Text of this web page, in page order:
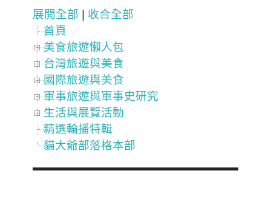
展開全部
收合全部
首頁
美食旅遊懶人包
台灣旅遊與美食
國際旅遊與美食
軍事旅遊與軍事史研究
生活與展覽活動
精選輪播特輯
貓大爺部落格本部